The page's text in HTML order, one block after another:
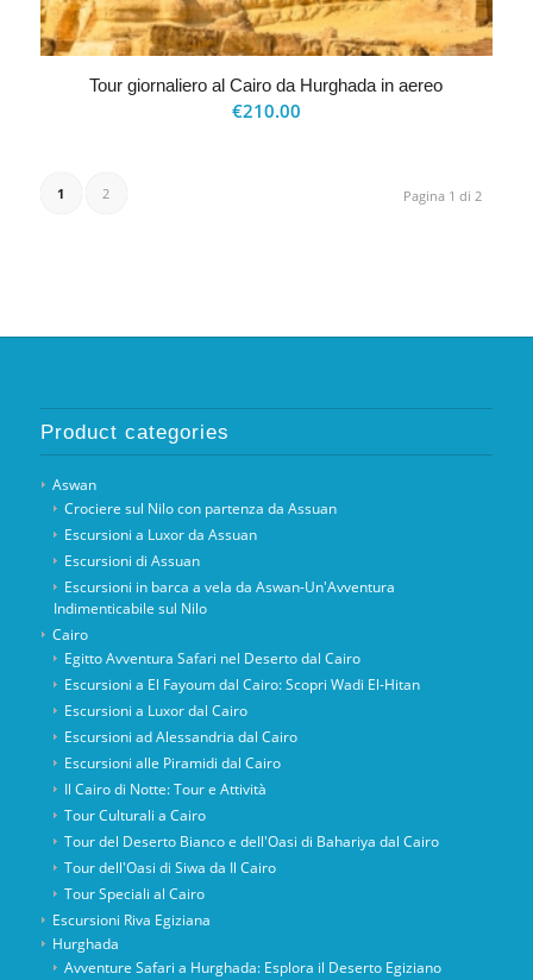
Tour giornaliero al Cairo da Hurghada in aereo
€210.00
Pagina 1 di 2
1 2
Product categories
Aswan
Crociere sul Nilo con partenza da Assuan
Escursioni a Luxor da Assuan
Escursioni di Assuan
Escursioni in barca a vela da Aswan-Un'Avventura
Indimenticabile sul Nilo
Cairo
Egitto Avventura Safari nel Deserto dal Cairo
Escursioni a El Fayoum dal Cairo: Scopri Wadi El-Hitan
Escursioni a Luxor dal Cairo
Escursioni ad Alessandria dal Cairo
Escursioni alle Piramidi dal Cairo
Il Cairo di Notte: Tour e Attività
Tour Culturali a Cairo
Tour del Deserto Bianco e dell'Oasi di Bahariya dal Cairo
Tour dell'Oasi di Siwa da Il Cairo
Tour Speciali al Cairo
Escursioni Riva Egiziana
Hurghada
Avventure Safari a Hurghada: Esplora il Deserto Egiziano